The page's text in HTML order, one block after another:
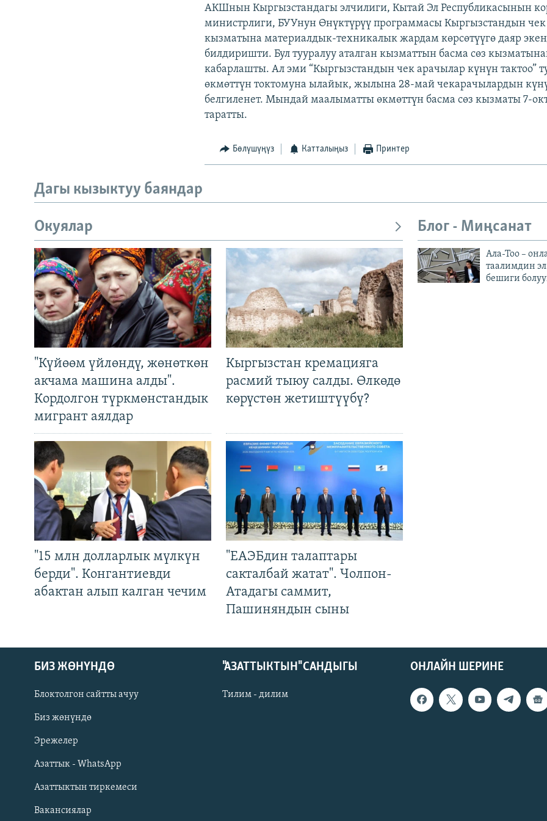
Русский
ОНЛАЙН ШЕРИНЕ
АКШнын Кыргызстандагы элчилиги, Кытай Эл Республикасынын
министрлиги, БУУнун Өнүктүрүү программасы Кыргызстандын чек
кызматына материалдык-техникалык жардам көрсөтүүгө даяр
билдиришти. Бул тууралуу аталган кызматтын басма сөз
кабарлашты. Ал эми “Кыргызстандын чек арачылар күнүн тактоо”
өкмөттүн токтомуна ылайык, жылына 28-май чекарачылардын
белгиленет. Мындай маалыматты өкмөттүн басма сөз кызматы 7-
таратты.
Бөлүшүңүз Катталыңыз Принтер
Дагы кызыктуу баяндар
Окуялар
"Күйөөм үйлөндү, жөнөткөн
акчама машина алды".
Кордолгон түркмөнстандык
мигрант аялдар
Кыргызстан кремацияга
расмий тыюу салды. Өлкөдө
көрүстөн жетиштүүбү?
"15 млн долларлык мүлкүн
берди". Конгантиевди
абактан алып калган чечим
"ЕАЭБдин талаптары
сакталбай жатат". Чолпон-
Атадагы саммит,
Пашиняндын сыны
Блог - Миңсанат
Ала-Тоо –
таалимдин
бешиги
ОНЛАЙН ШЕРИНЕ
БИЗ ЖӨНҮНДӨ
Блоктолгон сайтты ачуу
Биз жөнүндө
Эрежелер
Азаттык - WhatsApp
Азаттыктын тиркемеси
Вакансиялар
"АЗАТТЫКТЫН" САНДЫГЫ
Тилим - дилим